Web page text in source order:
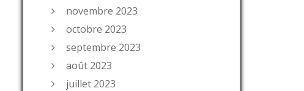
novembre 2023
octobre 2023
septembre 2023
août 2023
juillet 2023